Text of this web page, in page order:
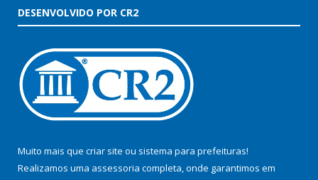
DESENVOLVIDO POR CR2
Muito mais que criar site ou sistema para prefeituras!
Realizamos uma assessoria completa, onde garantimos em